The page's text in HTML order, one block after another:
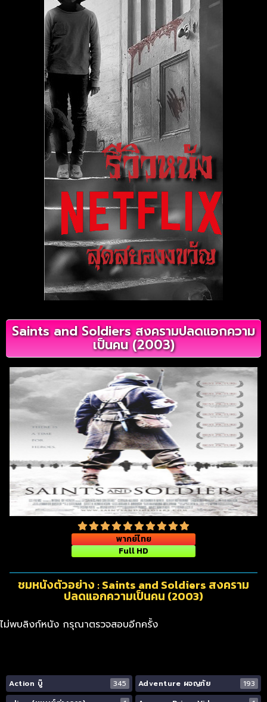
Saints and Soldiers สงครามปลดแอกความ
เป็นคน (2003)
พากย์ไทย
Full HD
ชมหนังตัวอย่าง : Saints and Soldiers สงคราม
ปลดแอกความเป็นคน (2003)
ไม่พบลิงก์หนัง กรุณาตรวจสอบอีกครั้ง
Action บู๊ 345 Adventure ผจญภัย
193